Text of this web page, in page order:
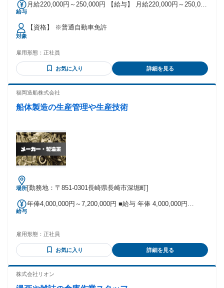
給与
月給220,000円～250,000円 【給与】 月給220,000円～250,000
対象
【資格】 ※普通自動車免許
雇用形態： 正社員
お気に入り 詳細を見る
福岡造船株式会社
船体製造の生産管理や生産技術
場所[勤務地：〒851-0301長崎県長崎市深堀町]
給与
年俸4,000,000円～7,200,000円 ■給与 年俸 4,000,000円
円〜20,000円 ・子女教育手当：第一子15,000円 第二子20,000
績4ヶ月分） 固定残業代の有無：なし
雇用形態： 正社員
お気に入り 詳細を見る
株式会社リオン